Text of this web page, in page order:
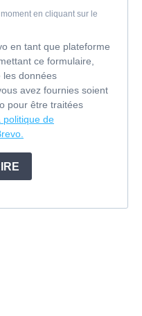
en cliquant sur le
en tant que plateforme
ce formulaire,
les données
avez fournies soient
pour être traitées
politique de